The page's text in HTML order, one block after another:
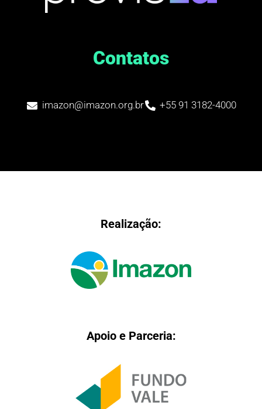
Contatos
imazon@imazon.org.br +55 91 3182-4000
Realização:
Apoio e Parceria: